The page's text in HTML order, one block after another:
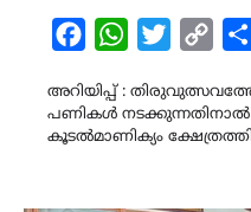
FacebookWhatsAppTwitterCopy
അറിയിപ്പ് :
പണികൾ നടക്കുന്നതിനാൽ
കൂടൽമാണിക്യം